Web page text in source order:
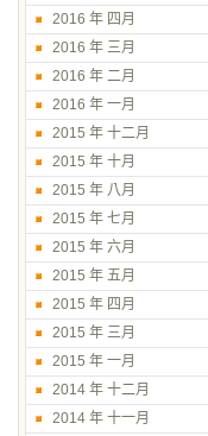
2016 年 四月
2016 年 三月
2016 年 二月
2016 年 一月
2015 年 十二月
2015 年 十月
2015 年 八月
2015 年 七月
2015 年 六月
2015 年 五月
2015 年 四月
2015 年 三月
2015 年 一月
2014 年 十二月
2014 年 十一月